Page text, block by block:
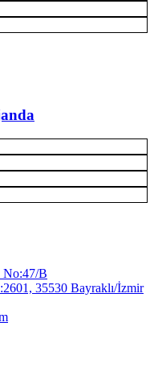
No:47/B
35530 Bayraklı/İzmir